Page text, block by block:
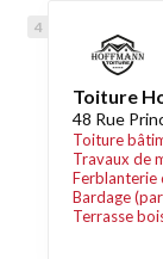
Toiture
48 Rue
Toiture
Travaux de
Ferblanterie
Bardage
Terrasse